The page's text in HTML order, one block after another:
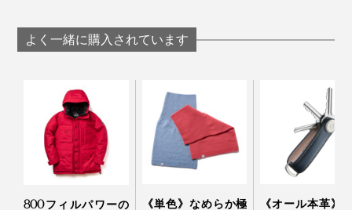
『tet.』オリジナルデザインの外箱つき
『tet.』を立ち上げた、東かがわ市出身の松下文（まつ
した・ふみ）さんは、
「手袋は、繊細な手仕事から生まれます。私たちは、モ
ノを生み出す『手』に注目して、手と、その先に広がる
よく一緒に購入されています
800フィルパワーの
《単色》なめらか極
《オール本革》